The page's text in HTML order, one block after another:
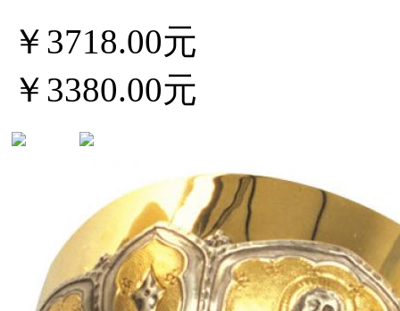
￥3718.00元
￥3380.00元